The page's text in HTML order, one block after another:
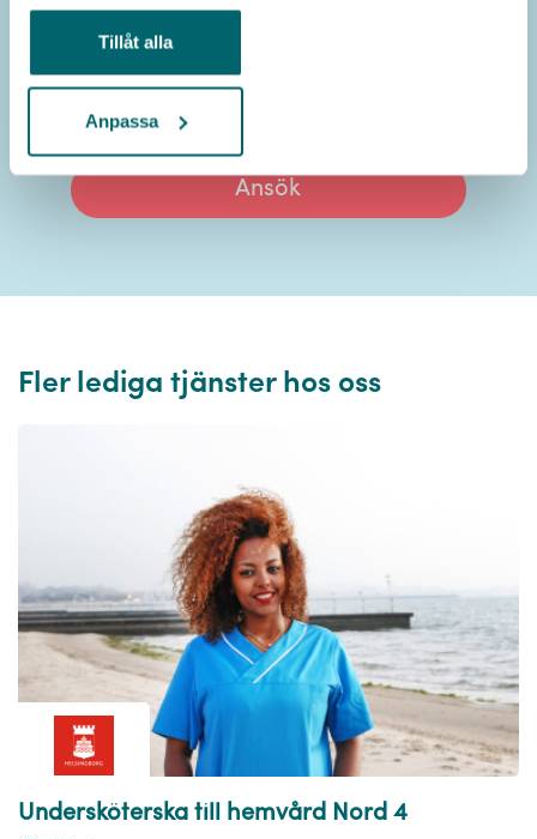
Tillåt alla
Anpassa
Tryck på den rosa knappen för att söka jobbet hos
Ansök
Fler lediga tjänster hos oss
Undersköterska till hemvård Nord 4